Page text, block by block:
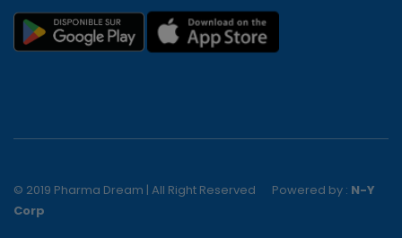
© 2019 Pharma Dream | All Right Reserved Powered by : N-Y
Corp